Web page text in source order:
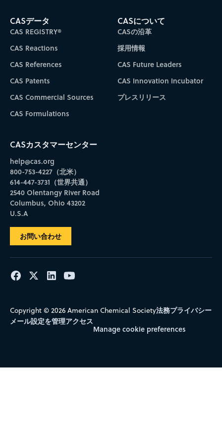
CASデータ
CAS REGISTRY®
CAS Reactions
CAS References
CAS Patents
CAS Commercial Sources
CAS Formulations
CASについて
CASの沿革
採用情報
CAS Future Leaders
CAS Innovation Incubator
プレスリリース
CASカスタマーセンター
help@cas.org
800-753-4227（北米）
614-447-3731（世界共通）
2540 Olentangy River Road
Columbus, Ohio 43202
U.S.A
お問い合わせ
Copyright © 2026 American Chemical Society法務プライバシー
メール設定を管理アクセス
Manage cookie preferences